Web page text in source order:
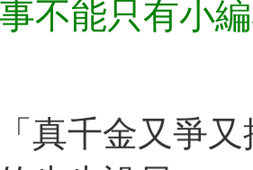
不能只有小
真千金又爭